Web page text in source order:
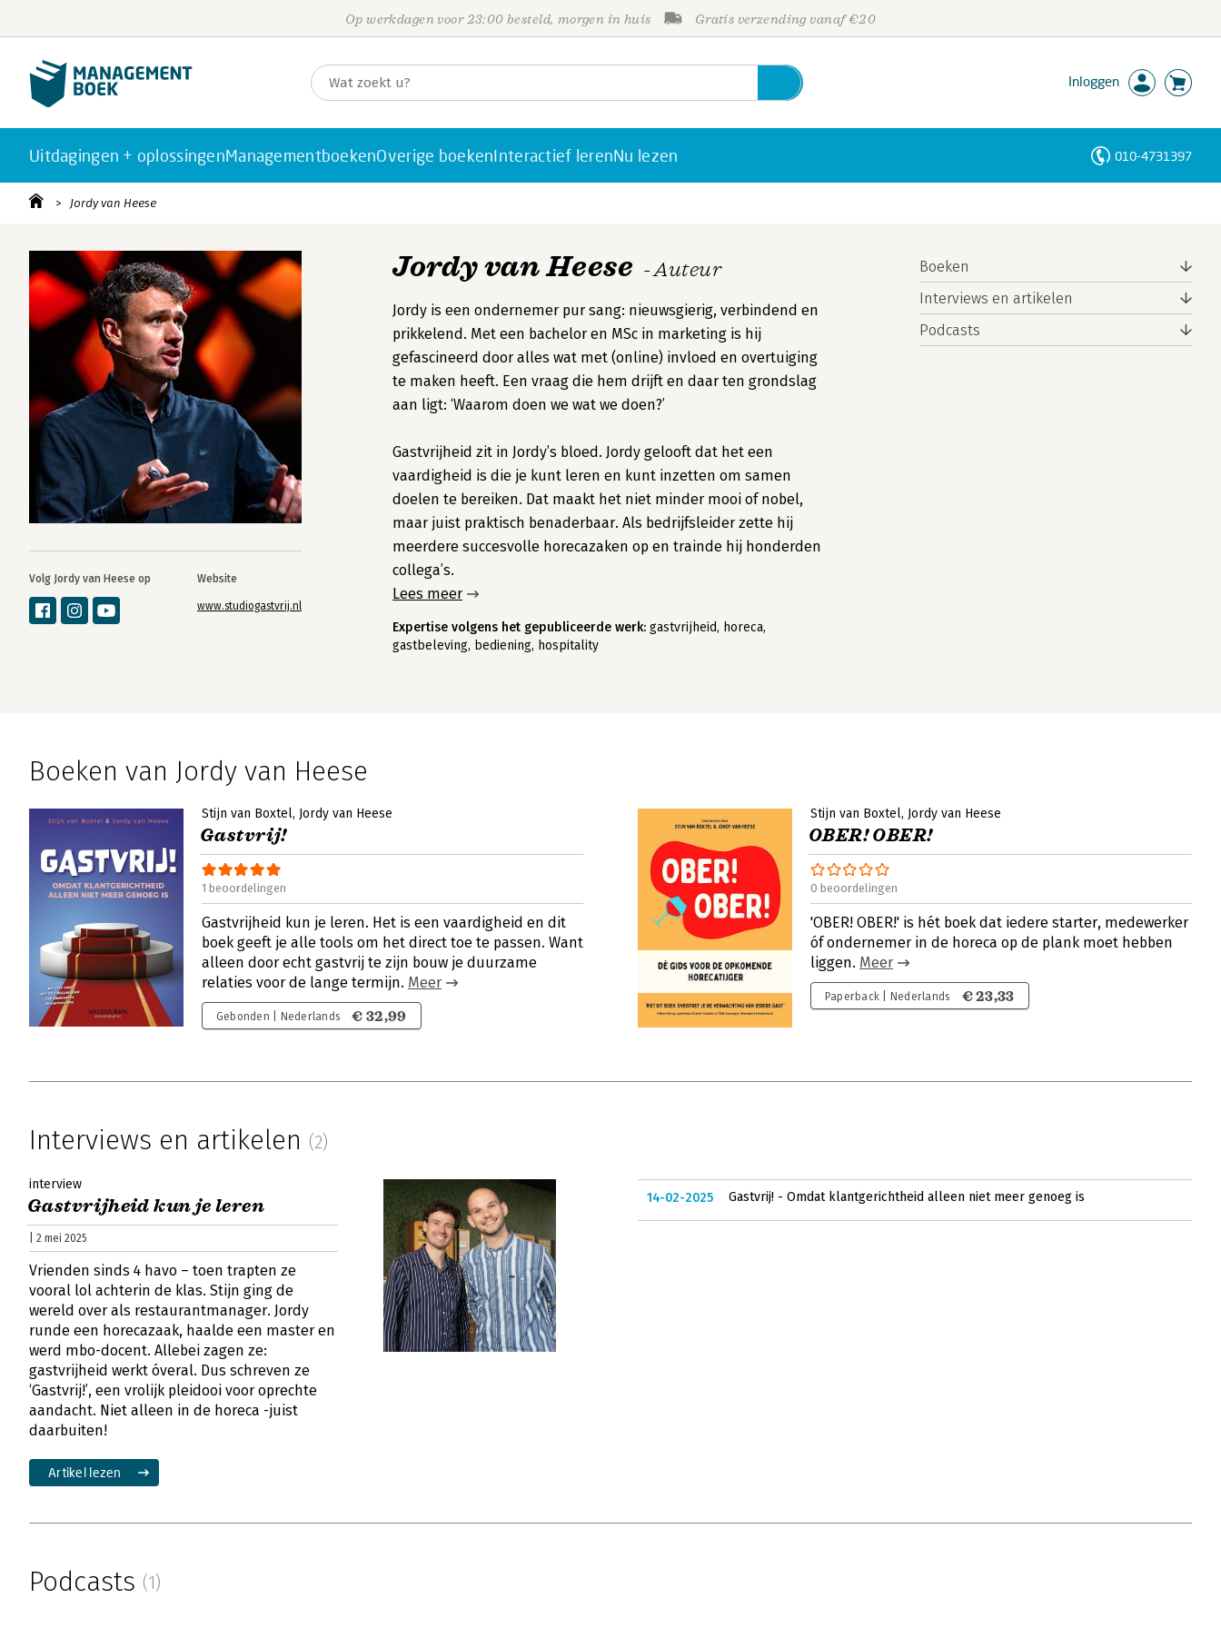
Op werkdagen voor 23:00 besteld, morgen in huis Gratis verzending vanaf €20
Inloggen
Uitdagingen + oplossingenManagementboekenOverige boekenInteractief lerenNu lezen 010-4731397
Jordy van Heese
Volg Jordy van Heese op Website
www.studiogastvrij.nl
Jordy van Heese - Auteur
Jordy is een ondernemer pur sang: nieuwsgierig, verbindend en
prikkelend. Met een bachelor en MSc in marketing is hij
gefascineerd door alles wat met (online) invloed en overtuiging
te maken heeft. Een vraag die hem drijft en daar ten grondslag
aan ligt: ‘Waarom doen we wat we doen?’
Gastvrijheid zit in Jordy’s bloed. Jordy gelooft dat het een
vaardigheid is die je kunt leren en kunt inzetten om samen
doelen te bereiken. Dat maakt het niet minder mooi of nobel,
maar juist praktisch benaderbaar. Als bedrijfsleider zette hij
meerdere succesvolle horecazaken op en trainde hij honderden
collega’s.
Lees meer
Expertise volgens het gepubliceerde werk: gastvrijheid, horeca,
gastbeleving, bediening, hospitality
Boeken
Interviews en artikelen
Podcasts
Boeken van Jordy van Heese
Stijn van Boxtel Jordy van Heese
Gastvrij!
1 beoordelingen
Gastvrijheid kun je leren. Het is een vaardigheid en dit
boek geeft je alle tools om het direct toe te passen. Want
alleen door echt gastvrij te zijn bouw je duurzame
relaties voor de lange termijn. Meer
Gebonden | Nederlands € 32,99
Stijn van Boxtel Jordy van Heese
OBER! OBER!
0 beoordelingen
'OBER! OBER!' is hét boek dat iedere starter, medewerker
óf ondernemer in de horeca op de plank moet hebben
liggen. Meer
Paperback | Nederlands € 23,33
Interviews en artikelen (2)
interview
Gastvrijheid kun je leren
| 2 mei 2025
Vrienden sinds 4 havo – toen trapten ze
vooral lol achterin de klas. Stijn ging de
wereld over als restaurantmanager. Jordy
runde een horecazaak, haalde een master en
werd mbo-docent. Allebei zagen ze:
gastvrijheid werkt óveral. Dus schreven ze
‘Gastvrij!’, een vrolijk pleidooi voor oprechte
aandacht. Niet alleen in de horeca -juist
daarbuiten!
Artikel lezen
14-02-2025 Gastvrij! - Omdat klantgerichtheid alleen niet meer genoeg is
Podcasts (1)
Personen